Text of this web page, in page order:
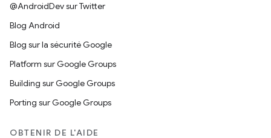
@AndroidDev sur Twitter
Blog Android
Blog sur la sécurité Google
Platform sur Google Groups
Building sur Google Groups
Porting sur Google Groups
OBTENIR DE L'AIDE